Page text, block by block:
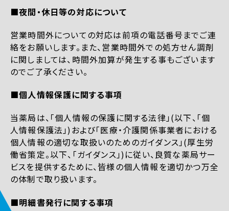
■夜間・休日等の対応について
営業時間外についての対応は前項の電話番号までご連
絡をお願いします。また、営業時間外での処方せん調剤
に関しましては、時間外加算が発生する事もございます
のでご了承ください。
■個人情報保護に関する事項
当薬局は、「個人情報の保護に関する法律」(以下、「個
人情報保護法」)および「医療・介護関係事業者における
個人情報の適切な取扱いのためのガイダンス」(厚生労
働省策定。以下、「ガイダンス」)に従い、良質な薬局サー
ビスを提供するために、皆様の個人情報を適切かつ万全
の体制で取り扱います。
■明細書発行に関する事項